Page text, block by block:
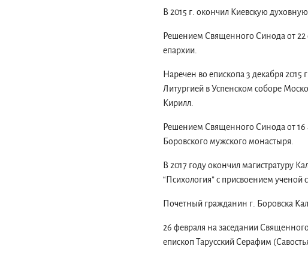
В 2015 г. окончил Киевскую
Решением Священного Синода от 22
епархии.
Наречен во епископа 3 декабря
Литургией в Успенском соборе
Кирилл.
Решением Священного Синода от 16
Боровского мужского монастыря.
В 2017 году окончил магистратуру
“Психология” с присвоением ученой
Почетный гражданин г. Боровска
26 февраля на заседании
епископ Тарусский Серафим